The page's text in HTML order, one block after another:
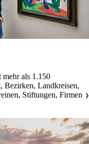
mehr als 1.150
Bezirken, Landkreisen,
Stiftungen, Firmen
❯